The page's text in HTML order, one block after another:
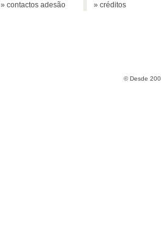
» contactos adesão
» créditos
© Desde